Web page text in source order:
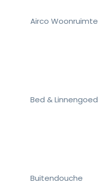
Airco Woonruimte
Bed & Linnengoed
Buitendouche